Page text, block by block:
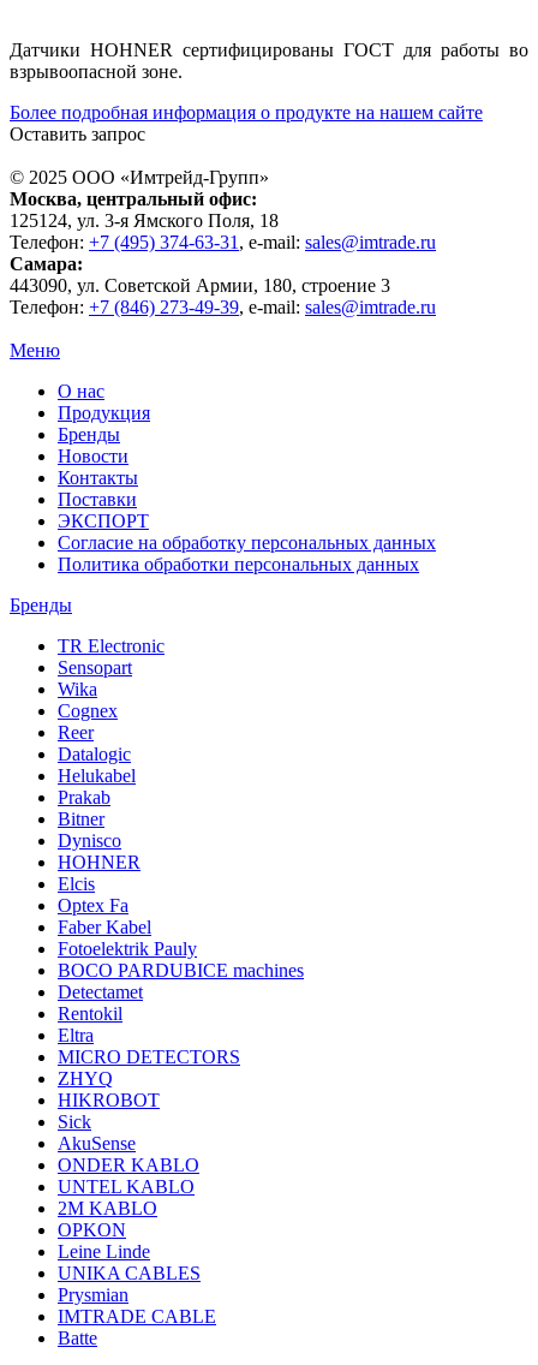
Датчики HOHNER сертифицированы ГОСТ для работы во
взрывоопасной зоне.
Более подробная информация о продукте на нашем сайте
Оставить запрос
© 2025 ООО «Имтрейд-Групп»
Москва, центральный офис:
125124, ул. 3-я Ямского Поля, 18
Телефон: +7 (495) 374-63-31, e-mail: sales@imtrade.ru
Самара:
443090, ул. Советской Армии, 180, строение 3
Телефон: +7 (846) 273-49-39, e-mail: sales@imtrade.ru
Меню
О нас
Продукция
Бренды
Новости
Контакты
Поставки
ЭКСПОРТ
Согласие на обработку персональных данных
Политика обработки персональных данных
Бренды
TR Electronic
Sensopart
Wika
Cognex
Reer
Datalogic
Helukabel
Prakab
Bitner
Dynisco
HOHNER
Elcis
Optex Fa
Faber Kabel
Fotoelektrik Pauly
BOCO PARDUBICE machines
Detectamet
Rentokil
Eltra
MICRO DETECTORS
ZHYQ
HIKROBOT
Sick
AkuSense
ONDER KABLO
UNTEL KABLO
2M KABLO
OPKON
Leine Linde
UNIKA CABLES
Prysmian
IMTRADE CABLE
Batte